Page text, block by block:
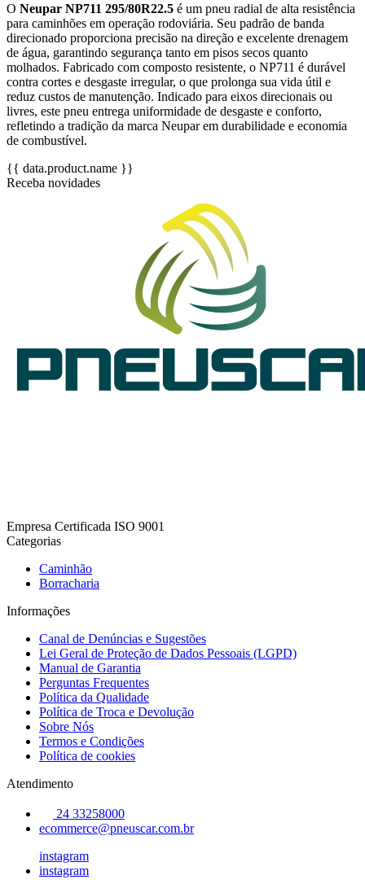
O Neupar NP711 295/80R22.5 é um pneu radial de alta resistência
para caminhões em operação rodoviária. Seu padrão de banda
direcionado proporciona precisão na direção e excelente drenagem
de água, garantindo segurança tanto em pisos secos quanto
molhados. Fabricado com composto resistente, o NP711 é durável
contra cortes e desgaste irregular, o que prolonga sua vida útil e
reduz custos de manutenção. Indicado para eixos direcionais ou
livres, este pneu entrega uniformidade de desgaste e conforto,
refletindo a tradição da marca Neupar em durabilidade e economia
de combustível.
{{ data.product.name }}
Receba novidades
Empresa Certificada ISO 9001
Categorias
Caminhão
Borracharia
Informações
Canal de Denúncias e Sugestões
Lei Geral de Proteção de Dados Pessoais (LGPD)
Manual de Garantia
Perguntas Frequentes
Política da Qualidade
Política de Troca e Devolução
Sobre Nós
Termos e Condições
Política de cookies
Atendimento
24 33258000
ecommerce@pneuscar.com.br
instagram
instagram